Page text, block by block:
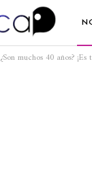
¿Son muchos 40 años?